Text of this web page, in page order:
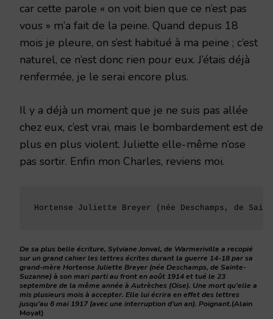
car cette parole « on voit bien que ce n’est pas
vous » m’a fait de la peine. Quand depuis 18
mois je pleure, on s’est habitué à ma peine ; c’est
naturel, ce n’est donc rien pour eux. J’étais déjà
renfermée, je le serai encore plus.
Il y a déjà un moment que je ne suis pas allée
chez eux, c’est vrai, mais le bombardement est de
plus en plus violent. Juliette elle-même n’ose
pas sortir. Enfin mon Charles, reviens moi.
Hortense Juliette Breyer (née Deschamps, de
De sa plus belle écriture, Sylviane Jonval, de Warmeriville a recopié
sur un grand cahier les lettres écrites durant la guerre 14-18 par sa
grand-mère Hortense Juliette Breyer (née Deschamps, de Sainte-
Suzanne) à son mari parti au front en août 1914 et tué le 23
septembre de la même année à Autrèches (Oise). Une mort qu’elle a
mis plusieurs mois à accepter. Elle lui écrira en effet des lettres
jusqu’au 6 mai 1917 (avec une interruption d’un an). Poignant.(Alain
Moyat)